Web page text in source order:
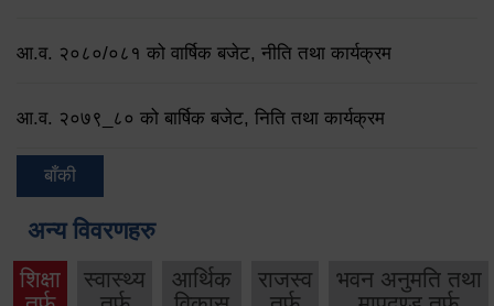
आ.व. २०८०/०८१ को वार्षिक बजेट, नीति तथा कार्यक्रम
आ.व. २०७९‌_८० को बार्षिक बजेट, निति तथा कार्यक्रम
बाँकी
अन्य विवरणहरु
शिक्षा
स्वास्थ्य
आर्थिक
राजस्व
भवन अनुमति तथा